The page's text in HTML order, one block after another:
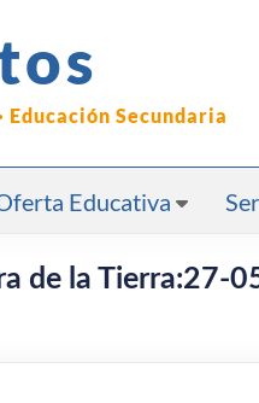
Secundaria
Educativa
de la Tierra:27-